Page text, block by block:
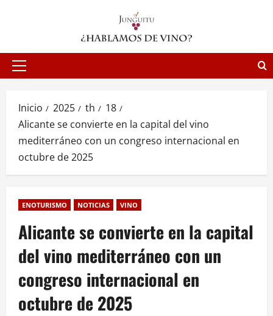
Menú
Inicio 2025 th
18
Alicante se convierte en la capital del vino
mediterráneo con un congreso internacional en
octubre de 2025
ENOTURISMO NOTICIAS VINO
Alicante se convierte en la capital
del vino mediterráneo con un
congreso internacional en
octubre de 2025